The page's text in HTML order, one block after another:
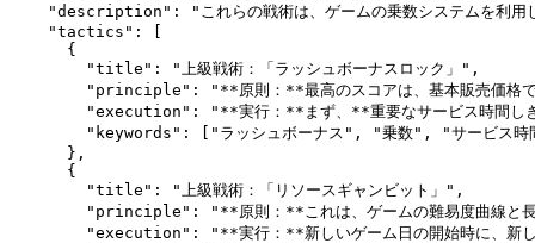
"description": "これらの戦術は、ゲームの乗数システムを利用
    "tactics": [
      {
        "title": "上級戦術：「ラッシュボーナスロック」",
"principle": "**原則：**最高のスコアは、基本販売価格で
"execution": "**実行：**まず、**重要なサービス時間しきい
"keywords": ["ラッシュボーナス", "乗数", "サービス時
      },
      {
        "title": "上級戦術：「リソースギャンビット」",
"principle": "**原則：**これは、ゲームの難易度曲線と長
"execution": "**実行：**新しいゲーム日の開始時に、新しい